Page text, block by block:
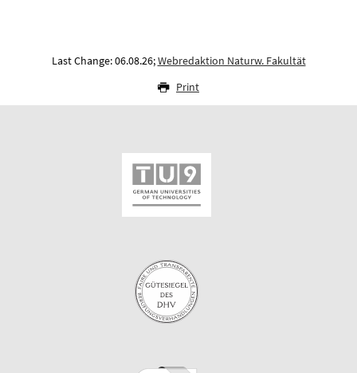
Last Change: 06.08.26;Webredaktion Naturw. Fakultät
Print